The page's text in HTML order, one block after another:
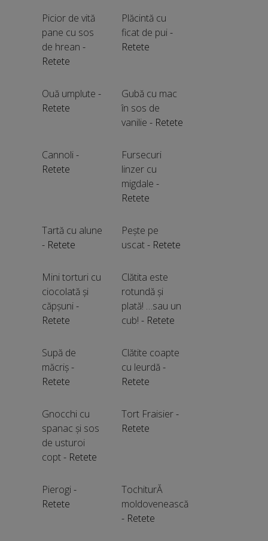
Picior de vită
pane cu sos
de hrean -
Retete
Plăcintă cu
ficat de pui-
Retete
Ouă umplute -
Retete
Gubă cu mac
în sos de
vanilie - Retete
Cannoli-
Retete
Fursecuri
linzer cu
migdale -
Retete
Tartă cu alune
- Retete
Pește pe
uscat- Retete
Mini torturi cu
ciocolată și
căpșuni-
Retete
Clătita este
rotundă și
plată! …sau un
cub! - Retete
Supă de
măcriș-
Retete
Clătite coapte
cu leurdă -
Retete
Gnocchi cu
spanac și sos
de usturoi
copt- Retete
Tort Fraisier-
Retete
Pierogi-
Retete
TochiturĂ
moldovenească
- Retete